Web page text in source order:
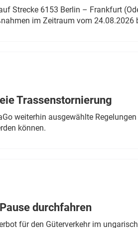
Strecke 6153 Berlin – Frankfurt
im Zeitraum vom 24.08.2026
Trassenstornierung
weiterhin ausgewählte
können.
durchfahren
für den Güterverkehr im